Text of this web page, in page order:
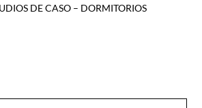
DE CASO – DORMITORIOS